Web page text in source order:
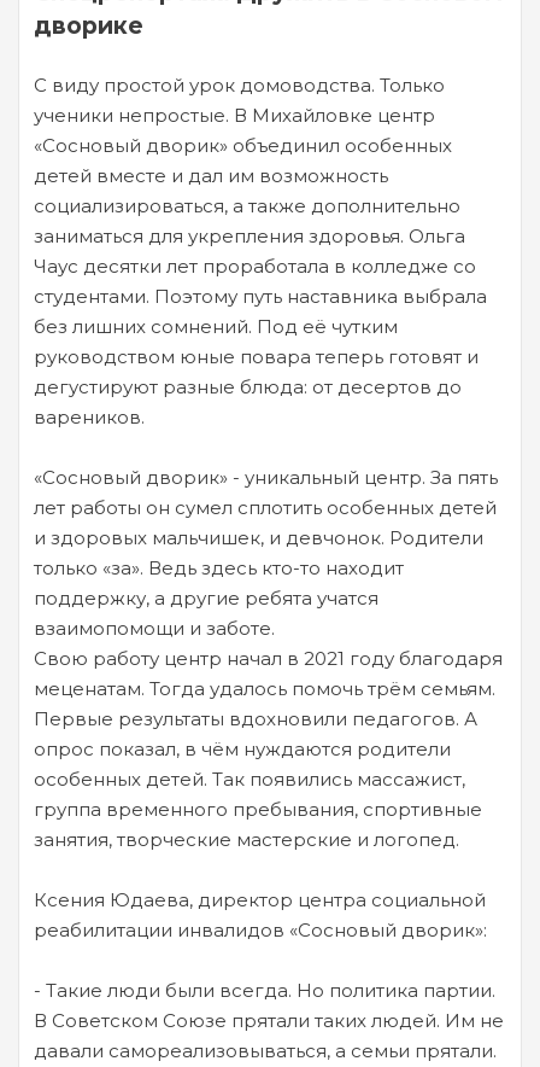
дворике
С виду простой урок домоводства. Только
ученики непростые. В Михайловке центр
«Сосновый дворик» объединил особенных
детей вместе и дал им возможность
социализироваться, а также дополнительно
заниматься для укрепления здоровья. Ольга
Чаус десятки лет проработала в колледже со
студентами. Поэтому путь наставника выбрала
без лишних сомнений. Под её чутким
руководством юные повара теперь готовят и
дегустируют разные блюда: от десертов до
вареников.
«Сосновый дворик» - уникальный центр. За пять
лет работы он сумел сплотить особенных детей
и здоровых мальчишек, и девчонок. Родители
только «за». Ведь здесь кто-то находит
поддержку, а другие ребята учатся
взаимопомощи и заботе.
Свою работу центр начал в 2021 году благодаря
меценатам. Тогда удалось помочь трём семьям.
Первые результаты вдохновили педагогов. А
опрос показал, в чём нуждаются родители
особенных детей. Так появились массажист,
группа временного пребывания, спортивные
занятия, творческие мастерские и логопед.
Ксения Юдаева, директор центра социальной
реабилитации инвалидов «Сосновый дворик»:
- Такие люди были всегда. Но политика партии.
В Советском Союзе прятали таких людей. Им не
давали самореализовываться, а семьи прятали.